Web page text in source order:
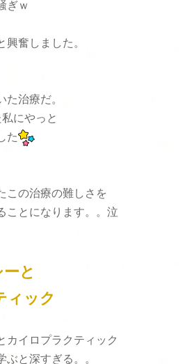
ぎｗ
興奮しました。
た治療だ。
にやっと
た
この治療の難しさを
ことになります。。泣
と
ィック
カイロプラクティック
ぶと深すぎる。。